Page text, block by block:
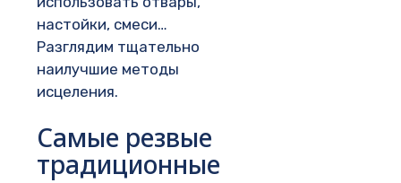
настойки, смеси…
Разглядим тщательно
наилучшие методы
исцеления.
Самые резвые
традиционные